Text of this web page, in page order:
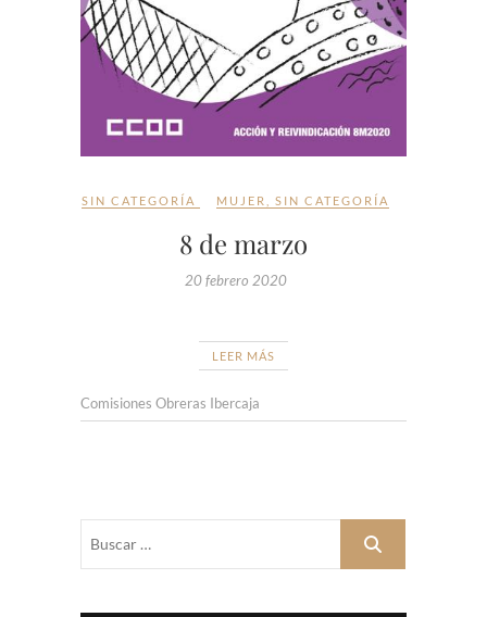
SIN CATEGORÍA MUJER SIN CATEGORÍA
8 de marzo
20 febrero 2020
LEER MÁS
Comisiones Obreras Ibercaja
Buscar